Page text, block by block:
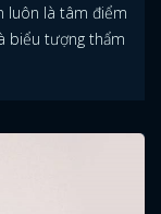
luôn là tâm điểm
biểu tượng thẩm